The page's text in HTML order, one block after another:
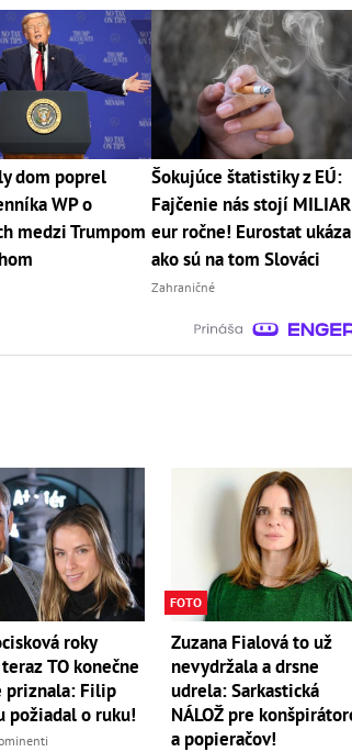
dom poprel
WP o
medzi Trumpom
Šokujúce štatistiky z EÚ:
Fajčenie nás stojí
eur ročne! Eurostat
ako sú na tom Slováci
Zahraničné
roky
TO konečne
priznala: Filip
požiadal o ruku!
FOTO
Zuzana Fialová to už
nevydržala a drsne
udrela: Sarkastická
NÁLOŽ pre
a popieračov!